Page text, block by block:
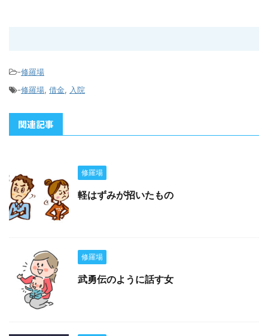
-修羅場
-修羅場, 借金, 入院
関連記事
修羅場
軽はずみが招いたもの
修羅場
武勇伝のように話す女